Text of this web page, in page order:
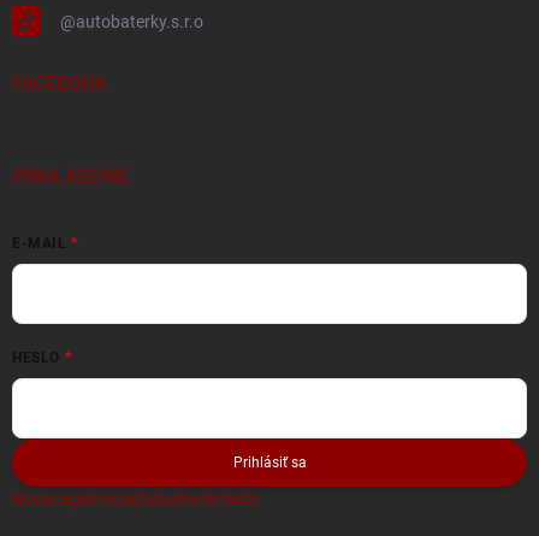
@autobaterky.s.r.o
FACEBOOK
PRIHLÁSENIE
E-MAIL
HESLO
Prihlásiť sa
Nová registráciaZabudnuté heslo